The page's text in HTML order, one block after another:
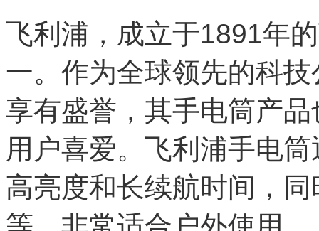
飞利浦，成立于1891年
一。作为全球领先的科
享有盛誉，其手电筒产
用户喜爱。飞利浦手电
高亮度和长续航时间，